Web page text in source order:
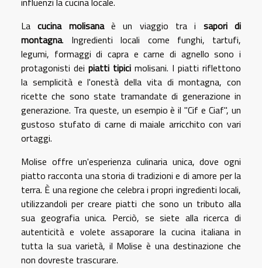
Lacucina molisanaè un viaggio tra i sapori di
montagna. Ingredienti locali come funghi, tartufi,
legumi, formaggi di capra e carne di agnello sono i
protagonisti dei piatti tipici molisani. I piatti riflettono
la semplicità e l'onestà della vita di montagna, con
ricette che sono state tramandate di generazione in
generazione. Tra queste, un esempio è il "Cif e Ciaf", un
gustoso stufato di carne di maiale arricchito con vari
ortaggi.
Molise offre un'esperienza culinaria unica, dove ogni
piatto racconta una storia di tradizioni e di amore per la
terra. È una regione che celebra i propri ingredienti locali,
utilizzandoli per creare piatti che sono un tributo alla
sua geografia unica. Perciò, se siete alla ricerca di
autenticità e volete assaporare la cucina italiana in
tutta la sua varietà, il Molise è una destinazione che
non dovreste trascurare.